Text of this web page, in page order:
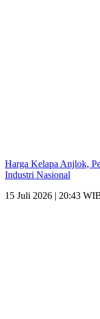
Harga Kelapa Anjlok,
Industri Nasional
15 Juli 2026 | 20:43